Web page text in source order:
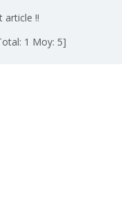
article !!
1 Moy: 5]